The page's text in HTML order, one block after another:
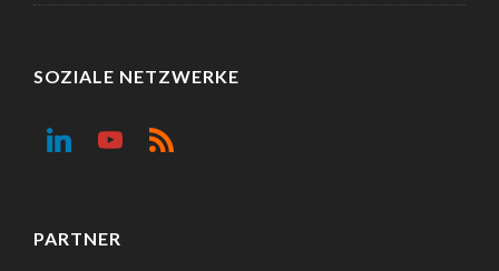
SOZIALE NETZWERKE
PARTNER